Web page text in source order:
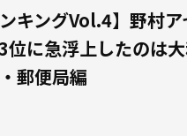
ンキングVol.4】野村
位に急浮上したのは
郵便局編